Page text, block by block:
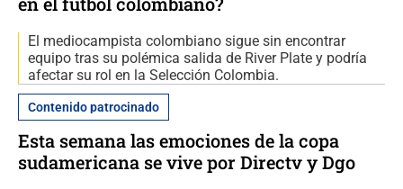
El mediocampista colombiano sigue sin encontrar
equipo tras su polémica salida de River Plate y podría
afectar su rol en la Selección Colombia.
Contenido patrocinado
Esta semana las emociones de la copa
sudamericana se vive por Directv y Dgo